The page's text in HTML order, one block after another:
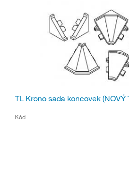
TL Krono sada koncovek (NOVÝ
Kód